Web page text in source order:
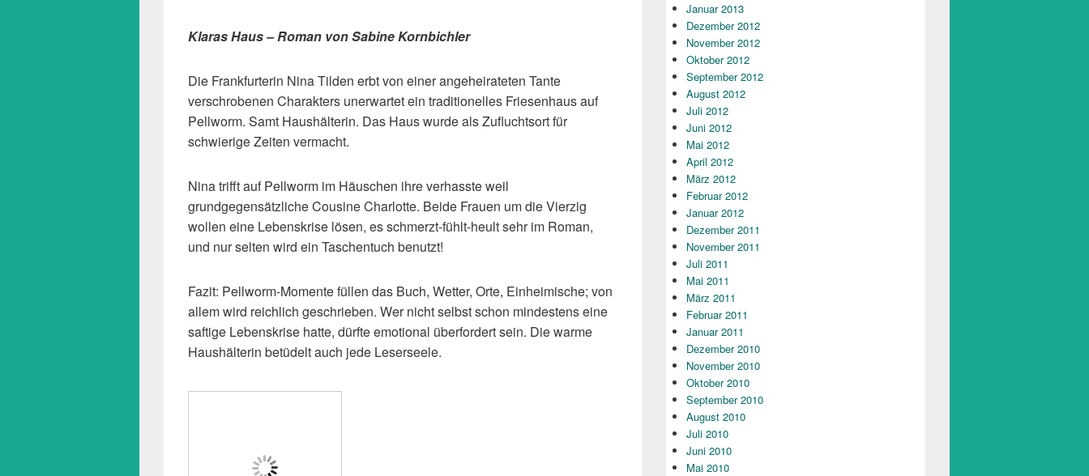
Klaras Haus – Roman von Sabine Kornbichler
Die Frankfurterin Nina Tilden erbt von einer angeheirateten Tante
verschrobenen Charakters unerwartet ein traditionelles Friesenhaus auf
Pellworm. Samt Haushälterin. Das Haus wurde als Zufluchtsort für
schwierige Zeiten vermacht.
Nina trifft auf Pellworm im Häuschen ihre verhasste weil
grundgegensätzliche Cousine Charlotte. Beide Frauen um die Vierzig
wollen eine Lebenskrise lösen, es schmerzt-fühlt-heult sehr im Roman,
und nur selten wird ein Taschentuch benutzt!
Fazit: Pellworm-Momente füllen das Buch, Wetter, Orte, Einheimische; von
allem wird reichlich geschrieben. Wer nicht selbst schon mindestens eine
saftige Lebenskrise hatte, dürfte emotional überfordert sein. Die warme
Haushälterin betüdelt auch jede Leserseele.
Januar 2013
Dezember 2012
November 2012
Oktober 2012
September 2012
August 2012
Juli 2012
Juni 2012
Mai 2012
April 2012
März 2012
Februar 2012
Januar 2012
Dezember 2011
November 2011
Juli 2011
Mai 2011
März 2011
Februar 2011
Januar 2011
Dezember 2010
November 2010
Oktober 2010
September 2010
August 2010
Juli 2010
Juni 2010
Mai 2010